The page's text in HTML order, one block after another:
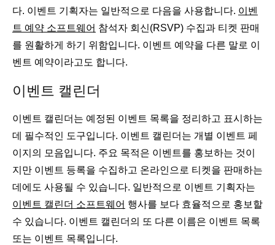
다. 이벤트 기획자는 일반적으로 다음을 사용합니다. 이벤
트 예약 소프트웨어 참석자 회신(RSVP) 수집과 티켓 판매
를 원활하게 하기 위함입니다. 이벤트 예약을 다른 말로 이
벤트 예약이라고도 합니다.
이벤트 캘린더
이벤트 캘린더는 예정된 이벤트 목록을 정리하고 표시하는
데 필수적인 도구입니다. 이벤트 캘린더는 개별 이벤트 페
이지의 모음입니다. 주요 목적은 이벤트를 홍보하는 것이
지만 이벤트 등록을 수집하고 온라인으로 티켓을 판매하는
데에도 사용될 수 있습니다. 일반적으로 이벤트 기획자는
이벤트 캘린더 소프트웨어 행사를 보다 효율적으로 홍보할
수 있습니다. 이벤트 캘린더의 또 다른 이름은 이벤트 목록
또는 이벤트 목록입니다.